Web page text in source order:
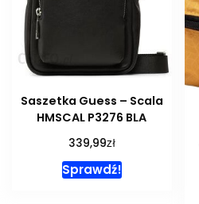
Saszetka Guess – Scala
HMSCAL P3276 BLA
339,99zł
Sprawdź!